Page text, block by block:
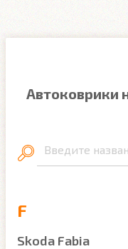
Автоковрики
Введите
F
Skoda Fabia